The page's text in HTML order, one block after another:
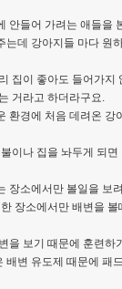
안들어 가려는 애들을
는데 강아지들 마다 원
집이 좋아도 들어가지
거라고 하더라구요.
환경에 처음 데려온 강
이나 집을 놔두게 되
장소에서만 볼일을 보
장소에서만 배변을
을 보기 때문에 훈련하
배변 유도제 때문에 패